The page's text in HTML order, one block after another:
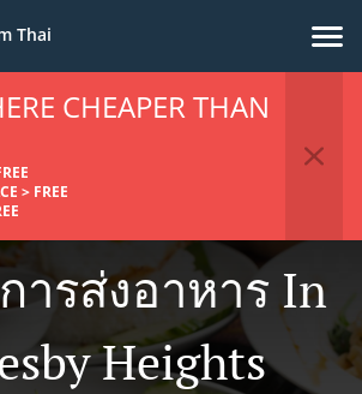
Thai
CHEAPER THAN
> FREE
ารส่งอาหาร In
Heights